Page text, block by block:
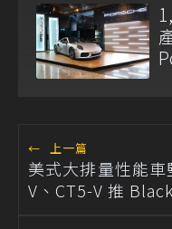
← 上一篇
美式大排量性能
V、CT5-V 推